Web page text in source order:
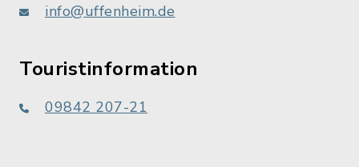
info@uffenheim.de
Touristinformation
09842 207-21